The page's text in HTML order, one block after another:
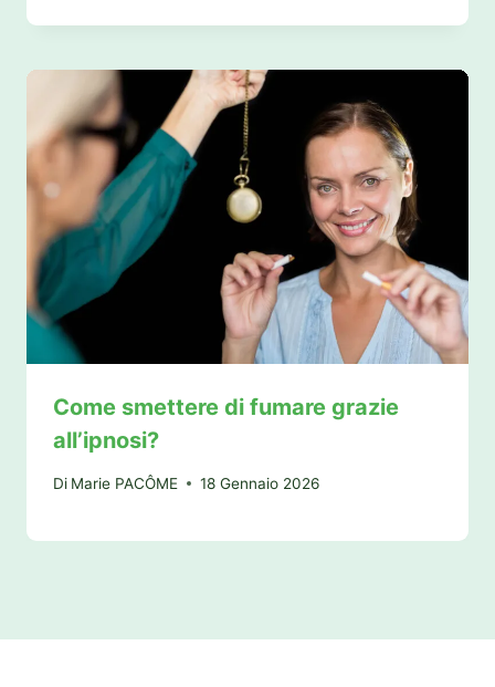
Come smettere di fumare grazie
all’ipnosi?
Di Marie PACÔME 18 Gennaio 2026